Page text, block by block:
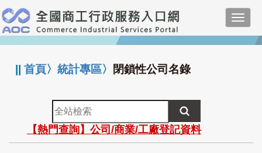
跳
到
主
要
:::
||首頁〉統計專區〉 閉鎖性公司名錄
全
站
檢
索
【熱門查詢】公司/商業/工廠登記資料